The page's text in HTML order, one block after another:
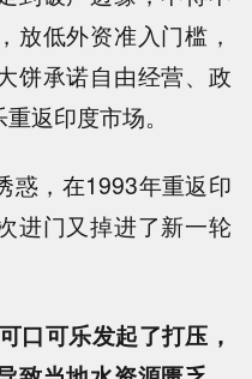
放低外资准入门槛，
饼承诺自由经营、政
返印度市场。
惑，在1993年重返印
进门又掉进了新一轮
口可乐发起了打压，